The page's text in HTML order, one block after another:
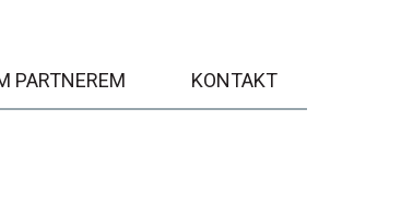
PARTNEREM KONTAKT